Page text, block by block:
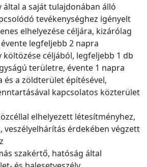
által a saját tulajdonában álló
tevékenységhez igényelt
elhelyezése céljára, kizárólag
legfeljebb 2 napra
költözése céljából, legfeljebb 1 db
területre, évente 1 napra
és a zöldterület építésével,
kapcsolatos közterület
elhelyezett létesítményhez,
veszélyelhárítás érdekében végzett
szakértő, hatóság által